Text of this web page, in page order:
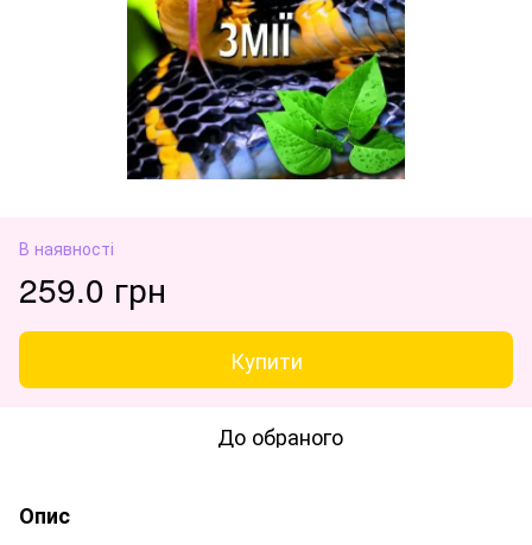
В наявності
259.0 грн
Купити
До обраного
Опис